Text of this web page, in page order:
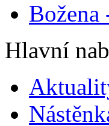
Božena
Hlavní